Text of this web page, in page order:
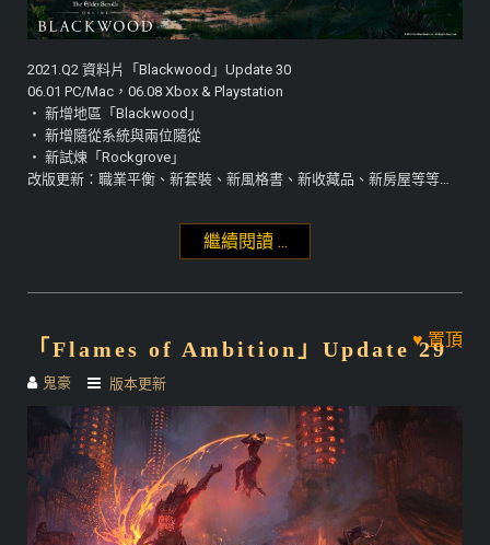
2021.Q2 資料片「Blackwood」Update 30
06.01 PC/Mac，06.08 Xbox & Playstation
‧ 新增地區「Blackwood」
‧ 新增隨從系統與兩位隨從
‧ 新試煉「Rockgrove」
改版更新：職業平衡、新套裝、新風格書、新收藏品、新房屋等等…
繼續閱讀 ...
「Flames of Ambition」Update 29
鬼豪 版本更新